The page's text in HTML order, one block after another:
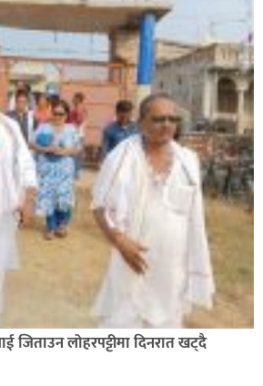
भिड्ने !
दोस्रो स्थान ल्याएकोमा जनमत नेताद्वय
जिताउन लोहरपट्टीमा दिनरात खट्दै